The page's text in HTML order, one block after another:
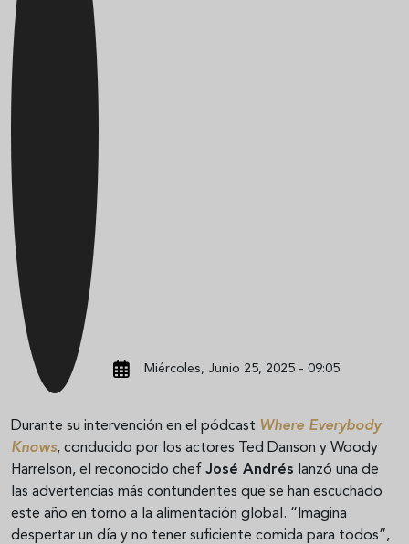
Miércoles, Junio 25, 2025 - 09:05
Durante su intervención en el pódcast Where Everybody
Knows, conducido por los actores Ted Danson y Woody
Harrelson, el reconocido chef José Andrés lanzó una de
las advertencias más contundentes que se han escuchado
este año en torno a la alimentación global. “Imagina
despertar un día y no tener suficiente comida para todos”,